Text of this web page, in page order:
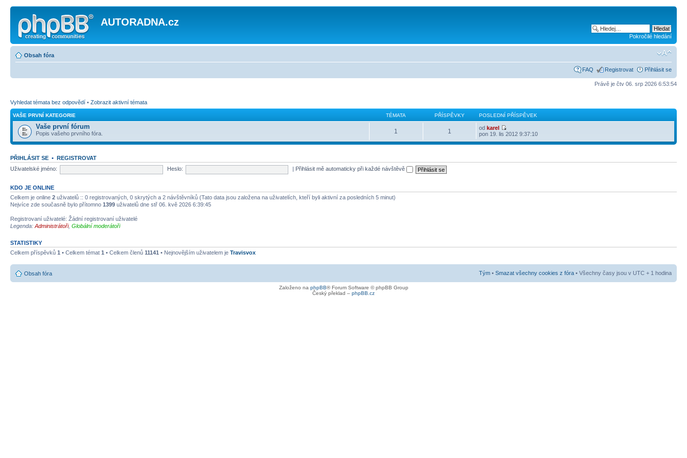
AUTORADNA.cz
Pokročilé hledání
Obsah fóra
FAQ Registrovat Přihlásit se
Právě je čtv 06. srp 2026 6:53:54
Vyhledat témata bez odpovědí • Zobrazit aktivní témata
VAŠE PRVNÍ KATEGORIE TÉMATA PŘÍSPĚVKY POSLEDNÍ PŘÍSPĚVEK
Vaše první fórum
Popis vašeho prvního fóra. 1 1 odkarel
pon 19. lis 2012 9:37:10
PŘIHLÁSIT SE • REGISTROVAT
Uživatelské jméno:
Heslo: Přihlásit mě automaticky při každé návštěvě
KDO JE ONLINE
Celkem je online 2 uživatelů :: 0 registrovaných, 0 skrytých a 2 návštěvníků (Tato data jsou založena na uživatelích, kteří byli aktivní za posledních 5 minut)
Nejvíce zde současně bylo přítomno 1399 uživatelů dne stř 06. kvě 2026 6:39:45
Registrovaní uživatelé: Žádní registrovaní uživatelé
Legenda: Administrátoři, Globální moderátoři
STATISTIKY
Celkem příspěvků 1 • Celkem témat 1 • Celkem členů 11141 • Nejnovějším uživatelem je Travisvox
Obsah fóra Tým • Smazat všechny cookies z fóra • Všechny časy jsou v UTC + 1 hodina
Založeno na phpBB® Forum Software © phpBB Group
Český překlad – phpBB.cz